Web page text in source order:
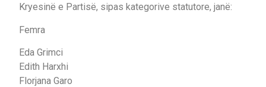
Kryesinë e Partisë, sipas kategorive statutore, janë:
Femra
Eda Grimci
Edith Harxhi
Florjana Garo